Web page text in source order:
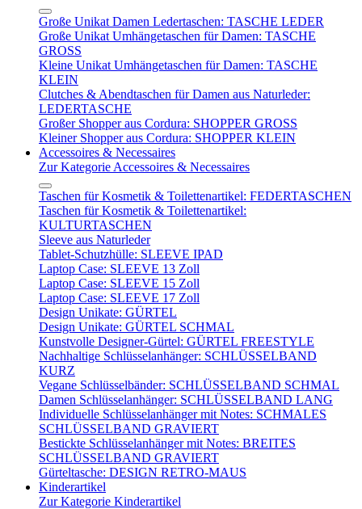
Große Unikat Damen Ledertaschen: TASCHE LEDER
Große Unikat Umhängetaschen für Damen: TASCHE
GROSS
Kleine Unikat Umhängetaschen für Damen: TASCHE
KLEIN
Clutches & Abendtaschen für Damen aus Naturleder:
LEDERTASCHE
Großer Shopper aus Cordura: SHOPPER GROSS
Kleiner Shopper aus Cordura: SHOPPER KLEIN
Accessoires & Necessaires
Zur Kategorie Accessoires & Necessaires
Taschen für Kosmetik & Toilettenartikel: FEDERTASCHEN
Taschen für Kosmetik & Toilettenartikel:
KULTURTASCHEN
Sleeve aus Naturleder
Tablet-Schutzhülle: SLEEVE IPAD
Laptop Case: SLEEVE 13 Zoll
Laptop Case: SLEEVE 15 Zoll
Laptop Case: SLEEVE 17 Zoll
Design Unikate: GÜRTEL
Design Unikate: GÜRTEL SCHMAL
Kunstvolle Designer-Gürtel: GÜRTEL FREESTYLE
Nachhaltige Schlüsselanhänger: SCHLÜSSELBAND
KURZ
Vegane Schlüsselbänder: SCHLÜSSELBAND SCHMAL
Damen Schlüsselanhänger: SCHLÜSSELBAND LANG
Individuelle Schlüsselanhänger mit Notes: SCHMALES
SCHLÜSSELBAND GRAVIERT
Bestickte Schlüsselanhänger mit Notes: BREITES
SCHLÜSSELBAND GRAVIERT
Gürteltasche: DESIGN RETRO-MAUS
Kinderartikel
Zur Kategorie Kinderartikel